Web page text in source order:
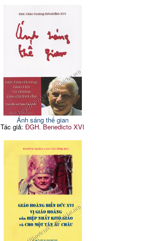
Ánh sáng thế gian
Tác giả:ĐGH. Benedicto XVI